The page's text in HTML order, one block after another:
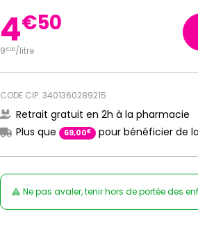
4€50
9€00/litre
CODE CIP: 3401360289215
Retrait gratuit en 2h à la pharmacie
Plus que
69,00€ pour bénéficier de
Ne pas avaler, tenir hors de portée des